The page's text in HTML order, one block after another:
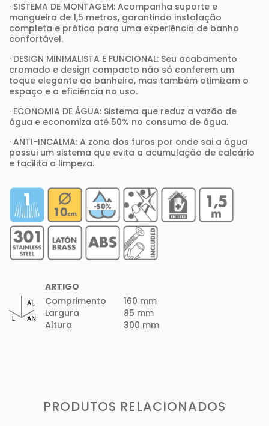
· SISTEMA DE MONTAGEM: Acompanha suporte e
mangueira de 1,5 metros, garantindo instalação
completa e prática para uma experiência de banho
confortável.
· DESIGN MINIMALISTA E FUNCIONAL: Seu acabamento
cromado e design compacto não só conferem um
toque elegante ao banheiro, mas também otimizam o
espaço e a eficiência no uso.
· ECONOMIA DE ÁGUA: Sistema que reduz a vazão de
água e economiza até 50% no consumo de água.
· ANTI-INCALMA: A zona dos furos por onde sai a água
possui um sistema que evita a acumulação de calcário
e facilita a limpeza.
ARTIGO
Comprimento
Largura
Altura
160 mm
85 mm
300 mm
PRODUTOS RELACIONADOS